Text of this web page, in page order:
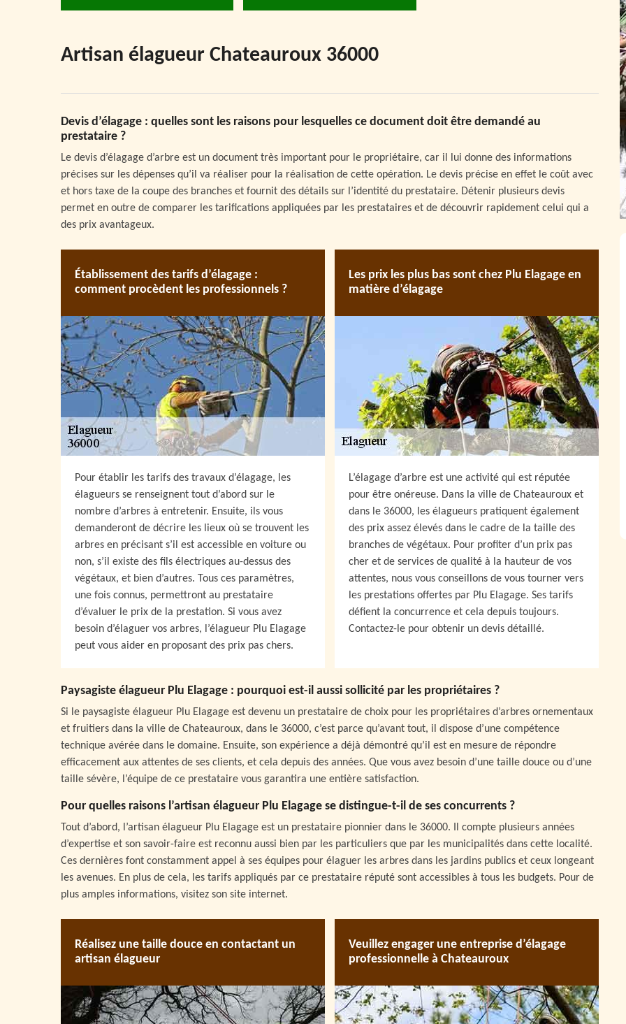
Artisan élagueur Chateauroux 36000
Devis d’élagage : quelles sont les raisons pour lesquelles ce document doit être demandé au
prestataire ?
Le devis d’élagage d’arbre est un document très important pour le propriétaire, car il lui donne des informations
précises sur les dépenses qu’il va réaliser pour la réalisation de cette opération. Le devis précise en effet le coût avec
et hors taxe de la coupe des branches et fournit des détails sur l’identité du prestataire. Détenir plusieurs devis
permet en outre de comparer les tarifications appliquées par les prestataires et de découvrir rapidement celui qui a
des prix avantageux.
Établissement des tarifs d’élagage :
comment procèdent les professionnels ?
Pour établir les tarifs des travaux d’élagage, les
élagueurs se renseignent tout d’abord sur le
nombre d’arbres à entretenir. Ensuite, ils vous
demanderont de décrire les lieux où se trouvent les
arbres en précisant s’il est accessible en voiture ou
non, s’il existe des fils électriques au-dessus des
végétaux, et bien d’autres. Tous ces paramètres,
une fois connus, permettront au prestataire
d’évaluer le prix de la prestation. Si vous avez
besoin d’élaguer vos arbres, l’élagueur Plu Elagage
peut vous aider en proposant des prix pas chers.
Les prix les plus bas sont chez Plu Elagage en
matière d’élagage
L’élagage d’arbre est une activité qui est réputée
pour être onéreuse. Dans la ville de Chateauroux et
dans le 36000, les élagueurs pratiquent également
des prix assez élevés dans le cadre de la taille des
branches de végétaux. Pour profiter d’un prix pas
cher et de services de qualité à la hauteur de vos
attentes, nous vous conseillons de vous tourner vers
les prestations offertes par Plu Elagage. Ses tarifs
défient la concurrence et cela depuis toujours.
Contactez-le pour obtenir un devis détaillé.
Paysagiste élagueur Plu Elagage : pourquoi est-il aussi sollicité par les propriétaires ?
Si le paysagiste élagueur Plu Elagage est devenu un prestataire de choix pour les propriétaires d’arbres ornementaux
et fruitiers dans la ville de Chateauroux, dans le 36000, c’est parce qu’avant tout, il dispose d’une compétence
technique avérée dans le domaine. Ensuite, son expérience a déjà démontré qu’il est en mesure de répondre
efficacement aux attentes de ses clients, et cela depuis des années. Que vous avez besoin d’une taille douce ou d’une
taille sévère, l’équipe de ce prestataire vous garantira une entière satisfaction.
Pour quelles raisons l’artisan élagueur Plu Elagage se distingue-t-il de ses concurrents ?
Tout d’abord, l’artisan élagueur Plu Elagage est un prestataire pionnier dans le 36000. Il compte plusieurs années
d’expertise et son savoir-faire est reconnu aussi bien par les particuliers que par les municipalités dans cette localité.
Ces dernières font constamment appel à ses équipes pour élaguer les arbres dans les jardins publics et ceux longeant
les avenues. En plus de cela, les tarifs appliqués par ce prestataire réputé sont accessibles à tous les budgets. Pour de
plus amples informations, visitez son site internet.
Réalisez une taille douce en contactant un
artisan élagueur
Veuillez engager une entreprise d’élagage
professionnelle à Chateauroux